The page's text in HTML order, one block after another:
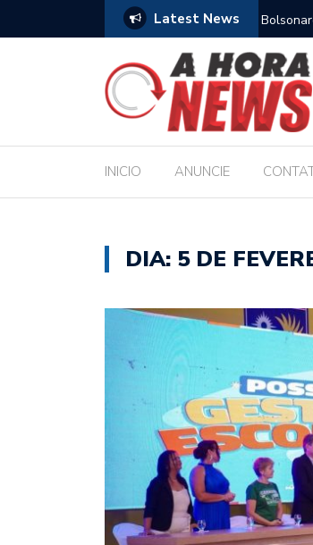
Latest News
com a Educação durante posse
INICIO ANUNCIE
DIA: 5 DE